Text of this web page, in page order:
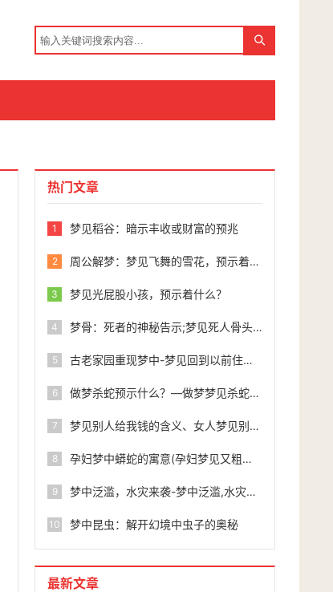
热门文章
1 梦见稻谷：暗示丰收或财富的预兆
2 周公解梦：梦见飞舞的雪花，预示着何种吉凶福祸？
3 梦见光屁股小孩，预示着什么？
4 梦骨：死者的神秘告示;梦见死人骨头是什么征兆
5 古老家园重现梦中-梦见回到以前住的老房子
6 做梦杀蛇预示什么？—做梦梦见杀蛇了是什么意思
7 梦见别人给我钱的含义、女人梦见别人给我现金
8 孕妇梦中蟒蛇的寓意(孕妇梦见又粗又大的蟒蛇)
9 梦中泛滥，水灾来袭-梦中泛滥,水灾来袭是啥意思
10 梦中昆虫：解开幻境中虫子的奥秘
最新文章